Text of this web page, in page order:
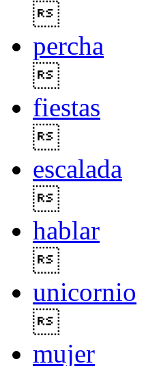
percha
fiestas
escalada
hablar
unicornio
mujer